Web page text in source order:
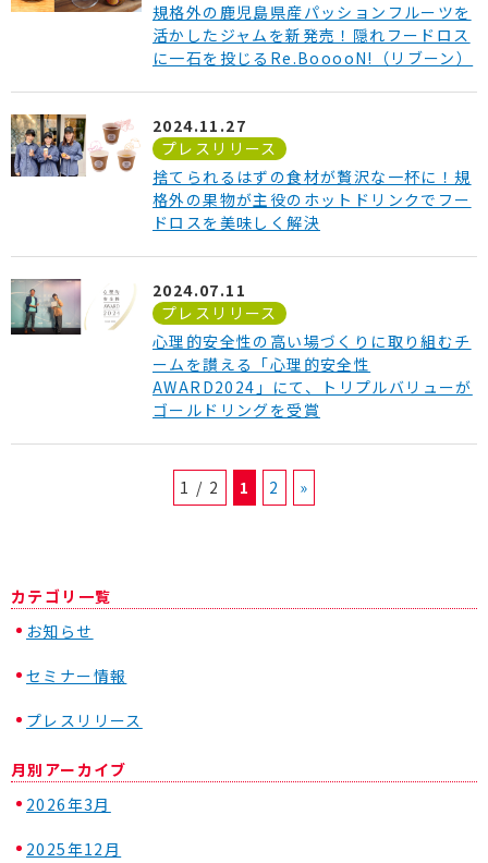
規格外の鹿児島県産パッションフルーツを
活かしたジャムを新発売！隠れフードロス
に一石を投じるRe.BooooN!（リブーン）
2024.11.27
プレスリリース
捨てられるはずの食材が贅沢な一杯に！規
格外の果物が主役のホットドリンクでフー
ドロスを美味しく解決
2024.07.11
プレスリリース
心理的安全性の高い場づくりに取り組むチ
ームを讃える「心理的安全性
AWARD2024」にて、トリプルバリューが
ゴールドリングを受賞
1 / 2 1 2 »
カテゴリ一覧
お知らせ
セミナー情報
プレスリリース
月別アーカイブ
2026年3月
2025年12月